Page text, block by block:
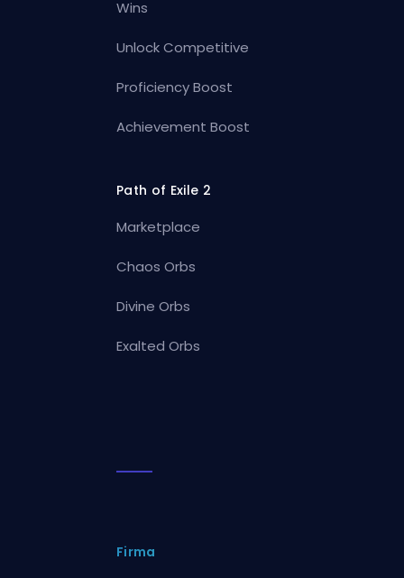
Wins
Unlock Competitive
Proficiency Boost
Achievement Boost
Path of Exile 2
Marketplace
Chaos Orbs
Divine Orbs
Exalted Orbs
Firma